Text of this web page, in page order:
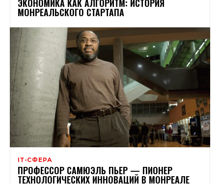
ЭКОНОМИКА КАК АЛГОРИТМ: ИСТОРИЯ
МОНРЕАЛЬСКОГО СТАРТАПА
ІТ-СФЕРА
ПРОФЕССОР САМЮЭЛЬ ПЬЕР — ПИОНЕР
ТЕХНОЛОГИЧЕСКИХ ИННОВАЦИЙ В МОНРЕАЛЕ